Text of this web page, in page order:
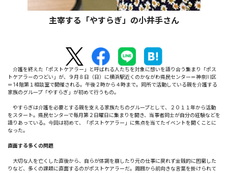
主宰する「やすらぎ」の小井手さん
介護を終えた「ポストケアラー」と呼ばれる人たちを対象に想いを語り合う集まり「ポス
トケアラーのつどい」が、９月８日（日）に横浜駅近くのかながわ県民センター＝神奈川区
＝14階第１相談室で開催される。午後２時から４時まで。同所で活動している親を介護する
家族のグループ「やすらぎ」が初めて行うもの。
やすらぎは介護を必要とする親を支える家族たちのグループとして、２０１１年から活動
をスタート。県民センターで毎月第２日曜日に集まりを開き、当事者同士が自分の経験などを
語りあっている。今回は初めて、「ポストケアラー」に焦点を当てたイベントを開くことに
なった。
直面する多くの問題
大切な人を亡くした直後から、自らが体調を崩したり元の仕事に戻れず金銭的に困窮した
りなど、多くの課題に直面するのがポストケアラーだ。周囲から前向きな言葉を掛けられて